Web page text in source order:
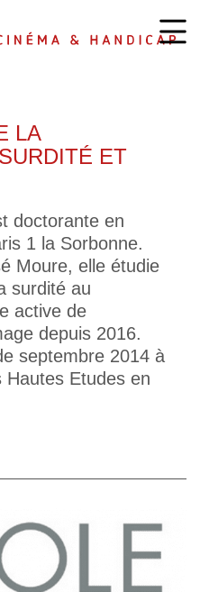
LA
ET
doctorante en
1 la Sorbonne.
Moure, elle étudie
surdité au
active de
depuis 2016.
septembre 2014 à
Hautes Etudes en